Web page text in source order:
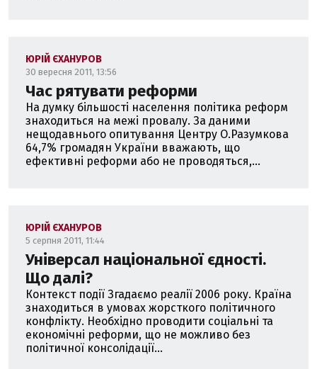
ЮРІЙ ЄХАНУРОВ
30 вересня 2011, 13:56
Час рятувати реформи
На думку більшості населення політика реформ
знаходиться на межі провалу. За даними
нещодавнього опитування Центру О.Разумкова
64,7% громадян України вважають, що
ефективні реформи або не проводяться,...
ЮРІЙ ЄХАНУРОВ
5 серпня 2011, 11:44
Універсал національної єдності.
Що далі?
Контекст події Згадаємо реалії 2006 року. Країна
знаходиться в умовах жорсткого політичного
конфлікту. Необхідно проводити соціальні та
економічні реформи, що не можливо без
політичної консолідації...